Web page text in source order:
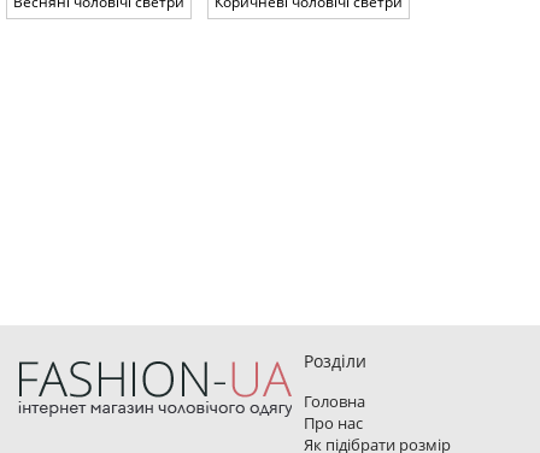
Розділи
Головна
Про нас
Як підібрати розмір